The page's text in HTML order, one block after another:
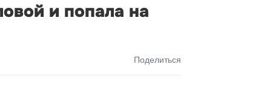
и попала на
Поделиться